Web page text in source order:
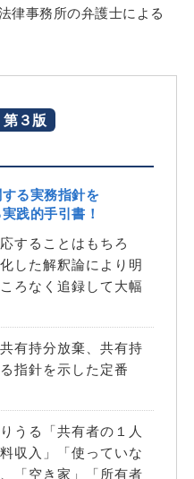
律事務所の弁護士による
第３版
る実務指針を
践的手引書！
することはもちろ
した解釈論により明
ろなく追録して大幅
有持分放棄、共有持
指針を示した定番
うる「共有者の１人
収入」「使っていな
「空き家」「所有者